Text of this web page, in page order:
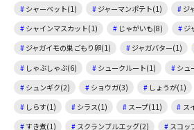
シャーベット(1)
ジャーマンポテト(1)
ジ
シャインマスカット(1)
じゃがいも(8)
ジ
ジャガイモの巣ごもり卵(1)
ジャガバター(1)
しゃぶしゃぶ(6)
シュークルート(1) シュ
シュンギク(2)
ショウガ(3) しょうが(1)
しらす(1)
シラス(1) スープ(11) ス
すき煮(1)
スクランブルエッグ(2) スコッ